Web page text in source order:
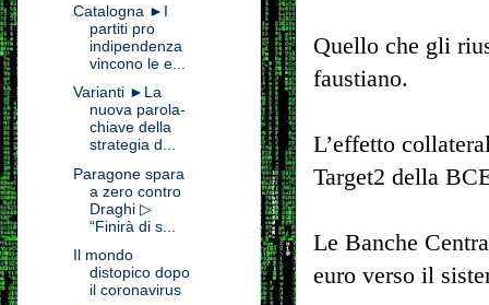
Quello che gli
faustiano.
L’effetto
Target2 della
Le Banche
euro verso il
Catalogna ►I
partiti pro
indipendenza
vincono le e...
Varianti ►La
nuova parola-
chiave della
strategia d...
Paragone spara
a zero contro
Draghi ▷
“Finirà di s...
Il mondo
distopico dopo
il coronavirus